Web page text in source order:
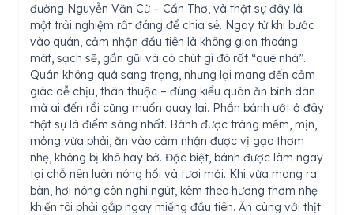
đường Nguyễn Văn Cừ – Cần Thơ, và thật sự đây là
một trải nghiệm rất đáng để chia sẻ. Ngay từ khi bước
vào quán, cảm nhận đầu tiên là không gian thoáng
mát, sạch sẽ, gần gũi và có chút gì đó rất “quê nhà”.
Quán không quá sang trọng, nhưng lại mang đến cảm
giác dễ chịu, thân thuộc – đúng kiểu quán ăn bình dân
mà ai đến rồi cũng muốn quay lại. Phần bánh ướt ở đây
thật sự là điểm sáng nhất. Bánh được tráng mềm, mịn,
mỏng vừa phải, ăn vào cảm nhận được vị gạo thơm
nhẹ, không bị khô hay bở. Đặc biệt, bánh được làm ngay
tại chỗ nên luôn nóng hổi và tươi mới. Khi vừa mang ra
bàn, hơi nóng còn nghi ngút, kèm theo hương thơm nhẹ
khiến tôi phải gắp ngay miếng đầu tiên. Ăn cùng với thịt